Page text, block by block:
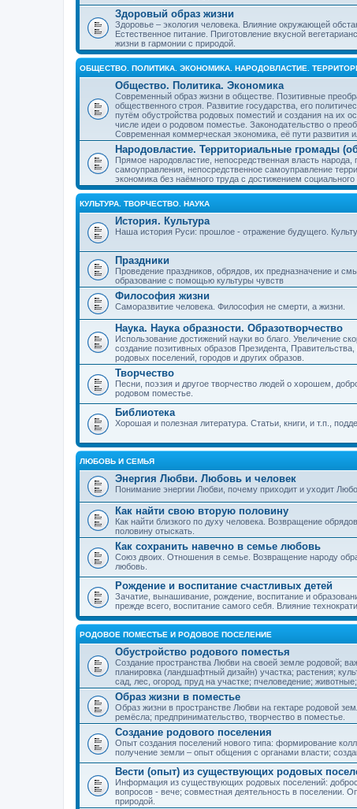
Здоровый образ жизни
Здоровье – экология человека. Влияние окружающей
Естественное питание. Приготовление вкусной
жизни в гармонии с природой.
ОБЩЕСТВО. ПОЛИТИКА. ЭКОНОМИКА. НАРОДОВЛАСТИЕ.
Общество. Политика. Экономика
Современный образ жизни в обществе. Позитивные
общественного строя. Развитие государства, его
путём обустройства родовых поместий и создания на их
числе идеи о родовом поместье. Законодательство о
Современная коммерческая экономика, её пути развития
Народовластие. Территориальные громады
Прямое народовластие, непосредственная власть
самоуправления, непосредственное самоуправление
экономика без наёмного труда с достижением
КУЛЬТУРА. ТВОРЧЕСТВО. НАУКА
История. Культура
Наша история Руси: прошлое - отражение будущего.
Праздники
Проведение праздников, обрядов, их предназначение и
образование с помощью культуры чувств
Философия жизни
Саморазвитие человека. Философия не смерти, а жизни.
Наука. Наука образности. Образотворчество
Использование достижений науки во благо. Увеличение
создание позитивных образов Президента,
родовых поселений, городов и других образов.
Творчество
Песни, поэзия и другое творчество людей о хорошем,
родовом поместье.
Библиотека
Хорошая и полезная литература. Статьи, книги, и т.п.,
ЛЮБОВЬ И СЕМЬЯ
Энергия Любви. Любовь и человек
Понимание энергии Любви, почему приходит и уходит
Как найти свою вторую половину
Как найти близкого по духу человека. Возвращение
половину отыскать.
Как сохранить навечно в семье любовь
Союз двоих. Отношения в семье. Возвращение народу
любовь.
Рождение и воспитание счастливых детей
Зачатие, вынашивание, рождение, воспитание и
прежде всего, воспитание самого себя. Влияние
РОДОВОЕ ПОМЕСТЬЕ И РОДОВОЕ ПОСЕЛЕНИЕ
Обустройство родового поместья
Создание пространства Любви на своей земле родовой;
планировка (ландшафтный дизайн) участка; растения;
сад, лес, огород, пруд на участке; пчеловедение;
Образ жизни в поместье
Образ жизни в пространстве Любви на гектаре родовой
ремёсла; предпринимательство, творчество в поместье.
Создание родового поселения
Опыт создания поселений нового типа: формирование
получение земли – опыт общения с органами власти;
Вести (опыт) из существующих родовых
Информация из существующих родовых поселений:
вопросов - вече; совместная деятельность в поселении.
природой.